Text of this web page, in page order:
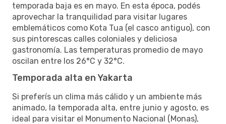
temporada baja es en mayo. En esta época, podés
aprovechar la tranquilidad para visitar lugares
emblemáticos como Kota Tua (el casco antiguo), con
sus pintorescas calles coloniales y deliciosa
gastronomía. Las temperaturas promedio de mayo
oscilan entre los 26°C y 32°C.
Temporada alta en Yakarta
Si preferís un clima más cálido y un ambiente más
animado, la temporada alta, entre junio y agosto, es
ideal para visitar el Monumento Nacional (Monas),